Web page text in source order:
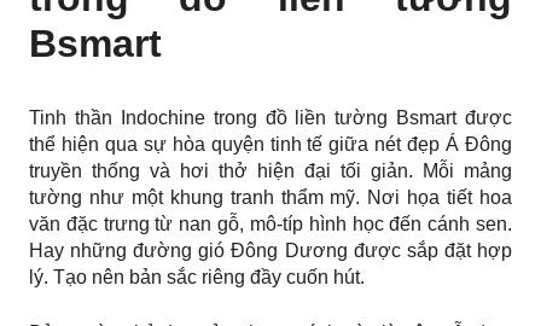
Bsmart
Tinh thần Indochine trong đồ liền tường Bsmart được
thể hiện qua sự hòa quyện tinh tế giữa nét đẹp Á Đông
truyền thống và hơi thở hiện đại tối giản. Mỗi mảng
tường như một khung tranh thẩm mỹ. Nơi họa tiết hoa
văn đặc trưng từ nan gỗ, mô-típ hình học đến cánh sen.
Hay những đường gió Đông Dương được sắp đặt hợp
lý. Tạo nên bản sắc riêng đầy cuốn hút.